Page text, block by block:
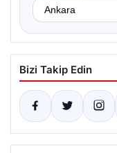
Bizi Takip Edin